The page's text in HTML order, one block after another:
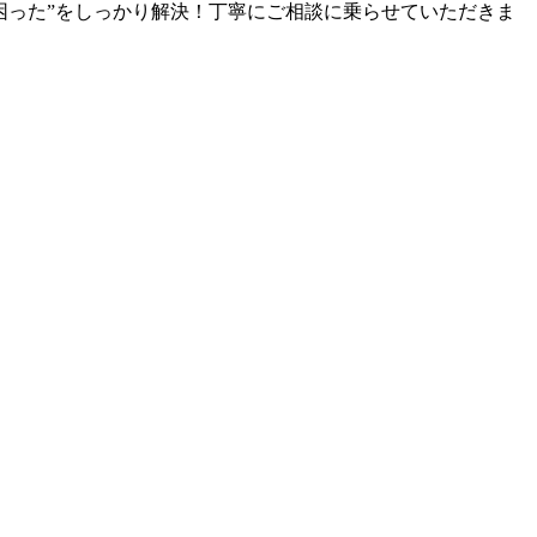
た”をしっかり解決！丁寧にご相談に乗らせていただきま